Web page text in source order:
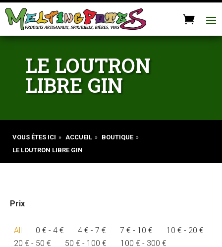
LE LOUTRON
LIBRE GIN
VOUS ÊTES ICI » ACCUEIL » BOUTIQUE »
LE LOUTRON LIBRE GIN
Prix
All 0 € - 4 € 4 € - 7 € 7 € - 10 € 10 € - 20 €
20 € - 50 € 50 € - 100 € 100 € - 300 €